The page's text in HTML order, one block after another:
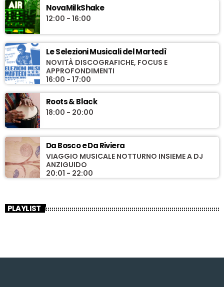
NovaMilkShake
12:00 - 16:00
Le Selezioni Musicali del Martedì
NOVITÀ DISCOGRAFICHE, FOCUS E
APPROFONDIMENTI
16:00 - 17:00
Roots & Black
18:00 - 20:00
Da Bosco e Da Riviera
VIAGGIO MUSICALE NOTTURNO INSIEME A DJ
ANZIGUIDO
20:01 - 22:00
PLAYLIST